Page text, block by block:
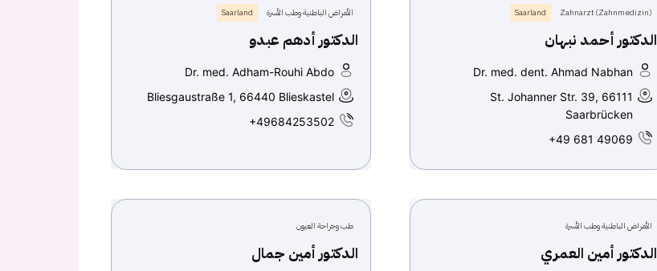
Zahnarzt (Zahnmedizin)
Saarland
الدكتور أحمد نبهان
Dr. med. dent. Ahmad Nabhan
St. Johanner Str. 39, 66111
Saarbrücken
+49 681 49069
الأمراض الباطنية وطب الأسرة Saarland
الدكتور أدهم عبدو
Dr. med. Adham-Rouhi Abdo
Bliesgaustraße 1, 66440 Blieskastel
+49684253502
الأمراض الباطنية وطب الأسرة
الدكتور أمين العمري
طب وجراحة العيون
الدكتور أمين جمال